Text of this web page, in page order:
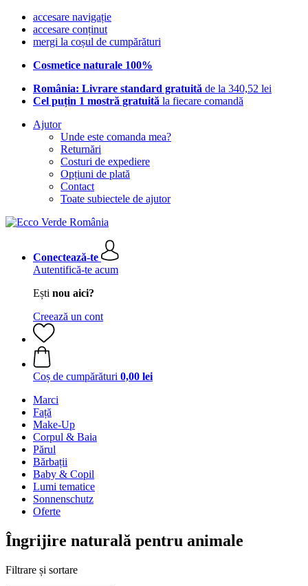
accesare navigație
accesare conținut
mergi la coșul de cumpărături
Cosmetice naturale 100%
România: Livrare standard gratuită de la 340,52 lei
Cel puțin 1 mostră gratuită la fiecare comandă
Ajutor
Unde este comanda mea?
Returnări
Costuri de expediere
Opțiuni de plată
Contact
Toate subiectele de ajutor
Conectează-te
Autentifică-te acum
Ești nou aici?
Creează un cont
Coș de cumpărături 0,00 lei
Marci
Față
Make-Up
Corpul & Baia
Părul
Bărbații
Baby & Copil
Lumi tematice
Sonnenschutz
Oferte
Îngrijire naturală pentru animale
Filtrare și sortare